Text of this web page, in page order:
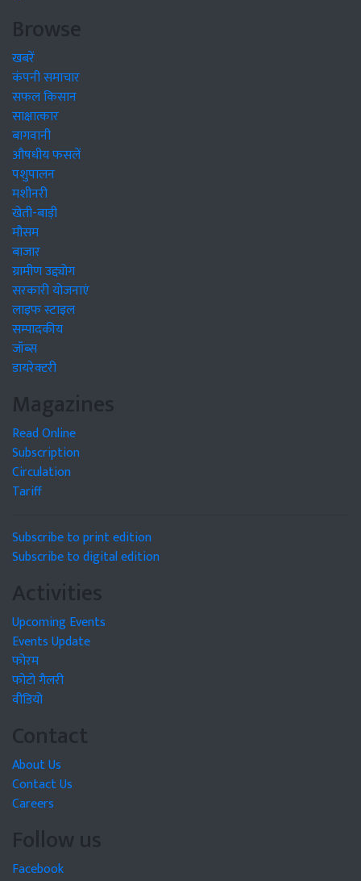
Browse
खबरें
कंपनी समाचार
सफल किसान
साक्षात्कार
बागवानी
औषधीय फसलें
पशुपालन
मशीनरी
खेती-बाड़ी
मौसम
बाजार
ग्रामीण उद्द्योग
सरकारी योजनाएं
लाइफ स्टाइल
सम्पादकीय
जॉब्स
डायरेक्टरी
Magazines
Read Online
Subscription
Circulation
Tariff
Subscribe to print edition
Subscribe to digital edition
Activities
Upcoming Events
Events Update
फोरम
फोटो गैलरी
वीडियो
Contact
About Us
Contact Us
Careers
Follow us
Facebook